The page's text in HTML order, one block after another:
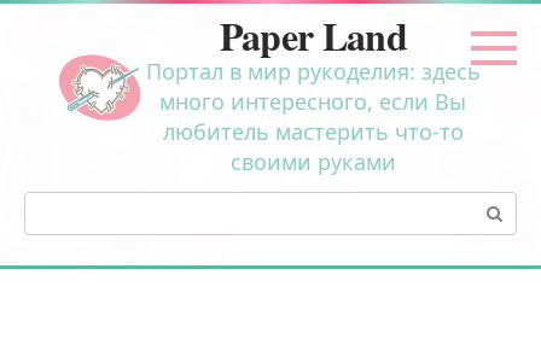
Перейти
контенту
Paper Land
Портал в мир рукоделия: здесь
много интересного, если Вы
любитель мастерить что-то
своими руками
Поиск: